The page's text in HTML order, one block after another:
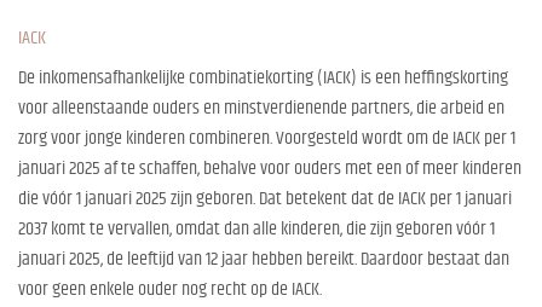
IACK
De inkomensafhankelijke combinatiekorting (IACK) is een heffingskorting
voor alleenstaande ouders en minstverdienende partners, die arbeid en
zorg voor jonge kinderen combineren. Voorgesteld wordt om de IACK per 1
januari 2025 af te schaffen, behalve voor ouders met een of meer kinderen
die vóór 1 januari 2025 zijn geboren. Dat betekent dat de IACK per 1 januari
2037 komt te vervallen, omdat dan alle kinderen, die zijn geboren vóór 1
januari 2025, de leeftijd van 12 jaar hebben bereikt. Daardoor bestaat dan
voor geen enkele ouder nog recht op de IACK.